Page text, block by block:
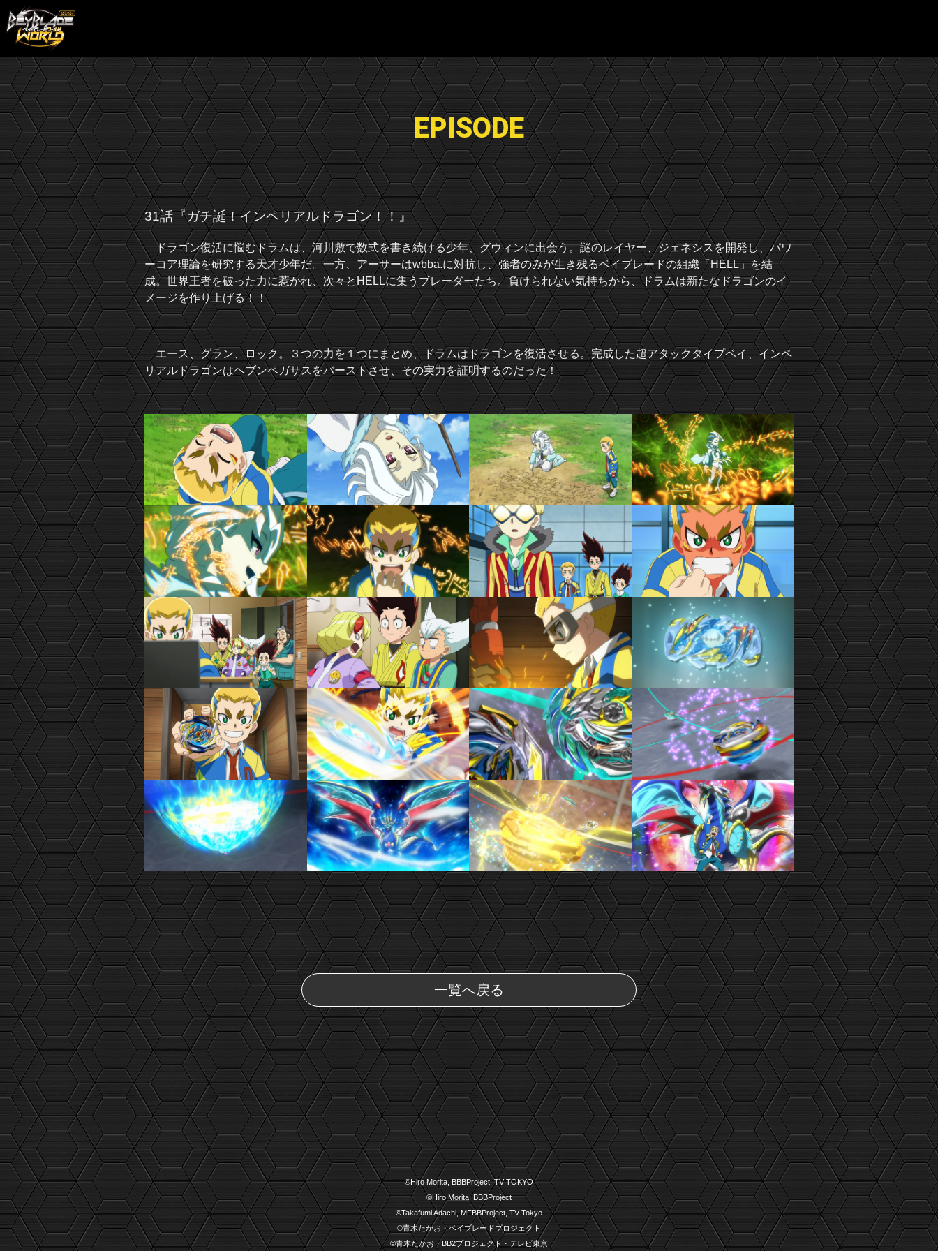
EPISODE
31話『ガチ誕！インペリアルドラゴン！！』
ドラゴン復活に悩むドラムは、河川敷で数式を書き続ける少年、グウィンに出会う。謎のレイヤー、ジェネシスを開発し、パワ
ーコア理論を研究する天才少年だ。一方、アーサーはwbba.に対抗し、強者のみが生き残るベイブレードの組織「HELL」を結
成。世界王者を破った力に惹かれ、次々とHELLに集うブレーダーたち。負けられない気持ちから、ドラムは新たなドラゴンのイ
メージを作り上げる！！
エース、グラン、ロック。３つの力を１つにまとめ、ドラムはドラゴンを復活させる。完成した超アタックタイプベイ、インペ
リアルドラゴンはヘブンペガサスをバーストさせ、その実力を証明するのだった！
一覧へ戻る
©Hiro Morita, BBBProject, TV TOKYO
©Hiro Morita, BBBProject
©Takafumi Adachi, MFBBProject, TV Tokyo
©青木たかお・ベイブレードプロジェクト
©青木たかお・BB2プロジェクト・テレビ東京